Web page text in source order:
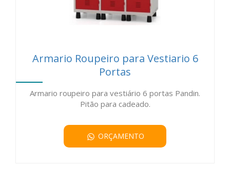
Armario Roupeiro para Vestiario 6
Portas
Armario roupeiro para vestiário 6 portas Pandin.
Pitão para cadeado.
ORÇAMENTO